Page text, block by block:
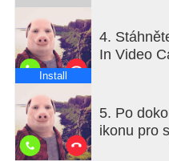
Install
4.
In Video
5. Po
ikonu pro